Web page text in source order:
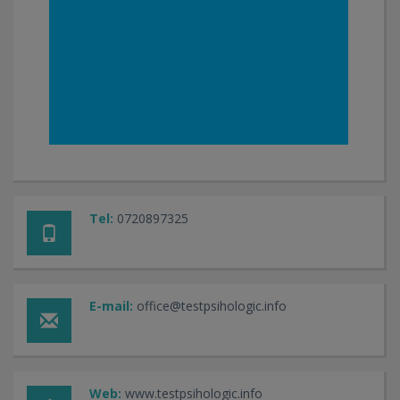
- evaluare coeficient de inteligenta (IQ) - 70 RON
- intocmire profil de personalitate - 130 RON
efectuarea fisei medicale permis auto si a fisei
medicale portarma , o singura depasare, specialitati
cumulate (Marti si Joi intre orele 17:00 - 20:00, cu
TARIFE FISE SI AVIZE MEDICALE:
Tel: 0720897325
E-mail: office@testpsihologic.info
Web: www.testpsihologic.info